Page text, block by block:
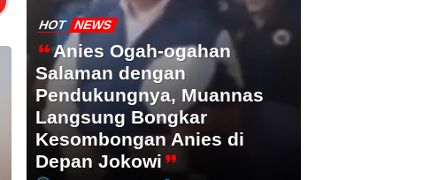
HOT NEWS
Anies Ogah-ogahan
Salaman dengan
Pendukungnya, Muannas
Langsung Bongkar
Kesombongan Anies di
Depan Jokowi